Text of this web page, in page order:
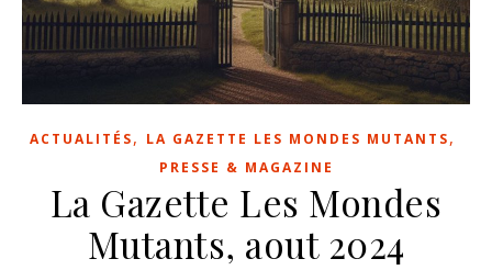
ACTUALITÉS, LA GAZETTE LES MONDES MUTANTS,
PRESSE & MAGAZINE
La Gazette Les Mondes
Mutants, aout 2024